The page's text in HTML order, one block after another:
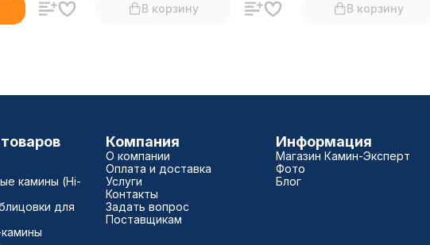
В корзину В корзину
камины (Hi-
для
Компания
О компании
Оплата и доставка
Услуги
Контакты
Задать вопрос
Поставщикам
Информация
Магазин Камин-Эксперт
Фото
Блог